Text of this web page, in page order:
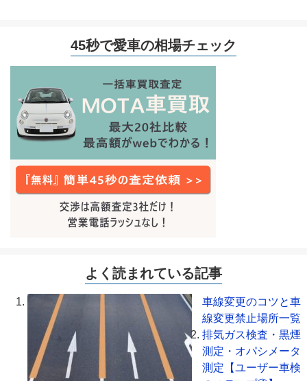
45秒で愛車の相場チェック
よく読まれている記事
車線変更のコツと車
線変更禁止場所一覧
排気ガス検査・黒煙
測定・オパシメータ
測定【ユーザー車検